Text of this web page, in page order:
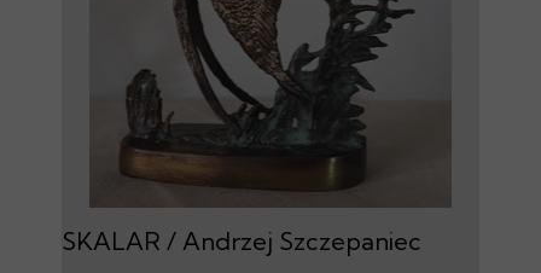
SKALAR / Andrzej Szczepaniec